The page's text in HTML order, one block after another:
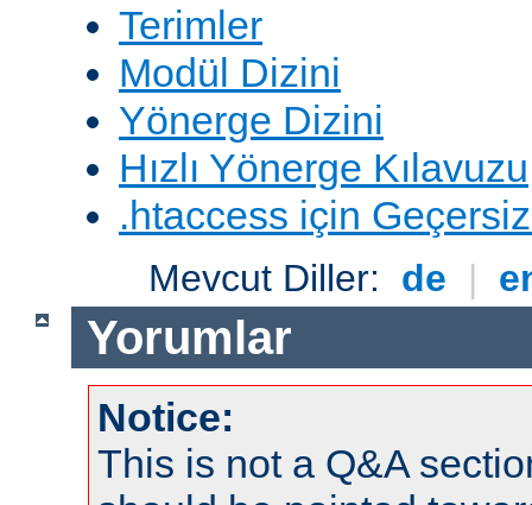
Terimler
Modül Dizini
Yönerge Dizini
Hızlı Yönerge Kılavuzu
.htaccess için
Mevcut Diller: de |
Yorumlar
Notice:
This is not a Q&A